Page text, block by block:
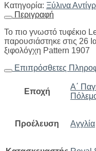
Κατηγορία: Ξύλινα
Περιγραφή
Το πιο γνωστό τυφέκιο
παρουσιάστηκε στις 26
ξιφολόγχη Pattern 1907
Επιπρόσθετες
Εποχή
Α΄
Προέλευση Αγγλία